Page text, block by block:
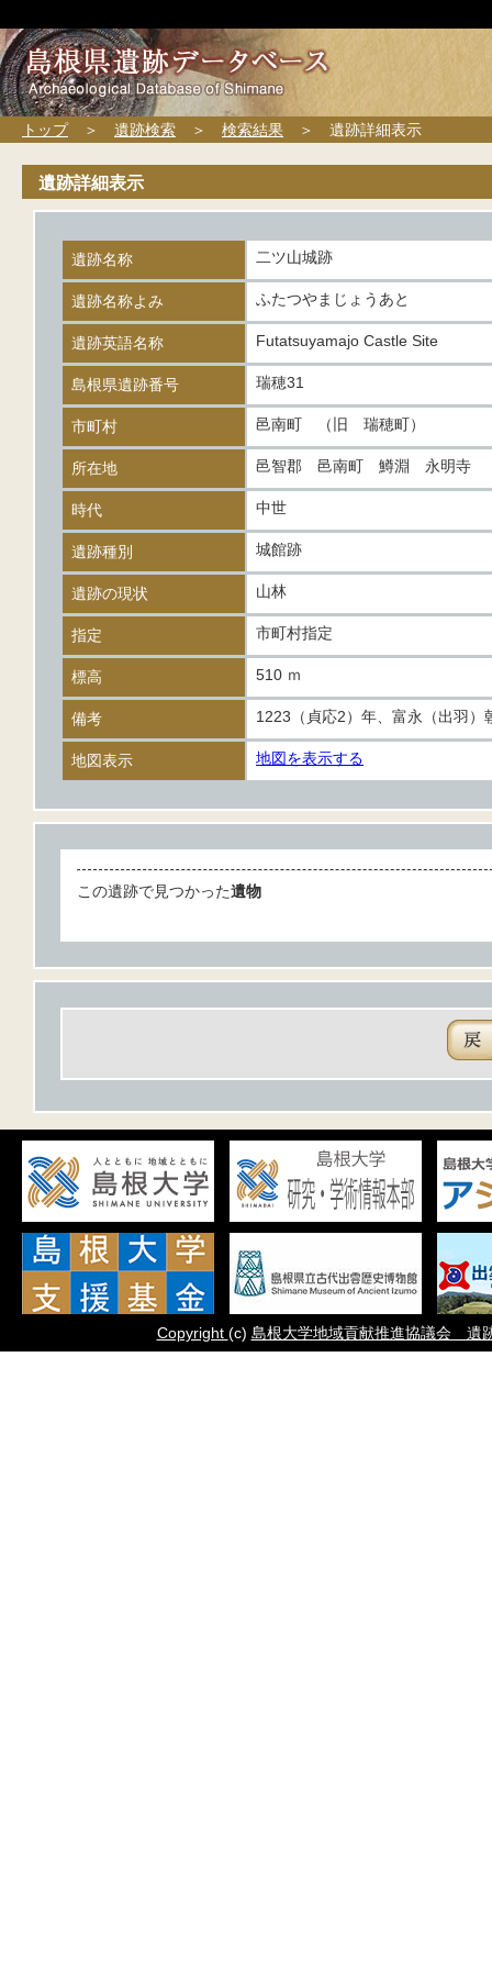
トップ＞ 遺跡検索 ＞ 検索結果 ＞ 遺跡詳細表示
遺跡詳細表示
遺跡名称 二ツ山城跡
遺跡名称よみ ふたつやまじょうあと
遺跡英語名称 Futatsuyamajo Castle Site
島根県遺跡番号 瑞穂31
市町村 邑南町 （旧 瑞穂町）
所在地 邑智郡 邑南町 鱒淵 永明寺
時代 中世
遺跡種別 城館跡
遺跡の現状 山林
指定 市町村指定
標高 510 ｍ
備考 1223（貞応2）年、富永（出羽
地図表示 地図を表示する
この遺跡で見つかった遺物
Copyright (c) 島根大学地域貢献推進協議会 遺